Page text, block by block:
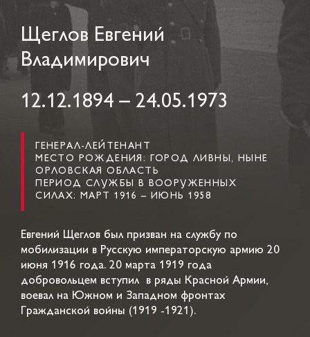
Щеглов Евгений
Владимирович
12.12.1894 – 24.05.1973
ГЕНЕРАЛ-ЛЕЙТЕНАНТ
МЕСТО РОЖДЕНИЯ: ГОРОД ЛИВНЫ, НЫНЕ
ОРЛОВСКАЯ ОБЛАСТЬ
ПЕРИОД СЛУЖБЫ В ВООРУЖЕННЫХ
СИЛАХ: МАРТ 1916 – ИЮНЬ 1958
Евгений Щеглов был призван на службу по
мобилизации в Русскую императорскую армию 20
июня 1916 года. 20 марта 1919 года
добровольцем вступил в ряды Красной Армии,
воевал на Южном и Западном фронтах
Гражданской войны (1919 -1921).